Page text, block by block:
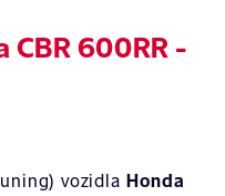
600RR -
vozidlaHonda